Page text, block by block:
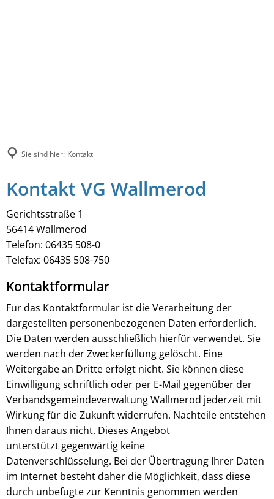
Sie sind hier: Kontakt
Kontakt VG Wallmerod
Gerichtsstraße 1
56414 Wallmerod
Telefon: 06435 508-0
Telefax: 06435 508-750
Kontaktformular
Für das Kontaktformular ist die Verarbeitung der
dargestellten personenbezogenen Daten erforderlich.
Die Daten werden ausschließlich hierfür verwendet. Sie
werden nach der Zweckerfüllung gelöscht. Eine
Weitergabe an Dritte erfolgt nicht. Sie können diese
Einwilligung schriftlich oder per E-Mail gegenüber der
Verbandsgemeindeverwaltung Wallmerod jederzeit mit
Wirkung für die Zukunft widerrufen. Nachteile entstehen
Ihnen daraus nicht. Dieses Angebot
unterstützt gegenwärtig keine
Datenverschlüsselung. Bei der Übertragung Ihrer Daten
im Internet besteht daher die Möglichkeit, dass diese
durch unbefugte zur Kenntnis genommen werden